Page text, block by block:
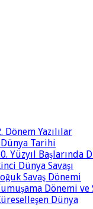
Dönem Yazılılar
Tarihi
Yüzyıl Başlarında
Dünya Savaşı
Savaş Dönemi
Dönemi ve
Dünya